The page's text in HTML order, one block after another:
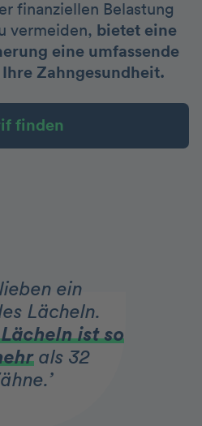
finanziellen Belastung
vermeiden, bietet eine
eine umfassende
Zahngesundheit.
finden
ein
Lächeln.
ist so
als 32